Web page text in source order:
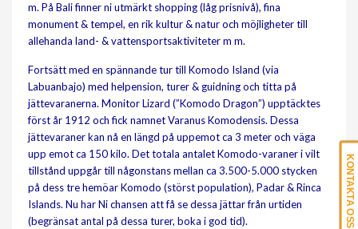
m. På Bali finner ni utmärkt shopping (låg prisnivå), fina
monument & tempel, en rik kultur & natur och möjligheter till
allehanda land- & vattensportsaktiviteter m m.
Fortsätt med en spännande tur till Komodo Island (via
Labuanbajo) med helpension, turer & guidning och titta på
jättevaranerna. Monitor Lizard (”Komodo Dragon”) upptäcktes
först år 1912 och fick namnet Varanus Komodensis. Dessa
jättevaraner kan nå en längd på uppemot ca 3 meter och väga
upp emot ca 150 kilo. Det totala antalet Komodo-varaner i vilt
tillstånd uppgår till någonstans mellan ca 3.500-5.000 stycken
på dess tre hemöar Komodo (störst population), Padar & Rinca
Islands. Nu har Ni chansen att få se dessa jättar från urtiden
(begränsat antal på dessa turer, boka i god tid).
KONTAKTA OSS